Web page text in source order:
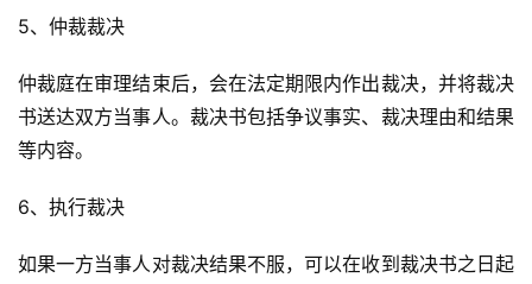
5、仲裁裁决
仲裁庭在审理结束后，会在法定期限内作出裁决，并将裁决
书送达双方当事人。裁决书包括争议事实、裁决理由和结果
等内容。
6、执行裁决
如果一方当事人对裁决结果不服，可以在收到裁决书之日起